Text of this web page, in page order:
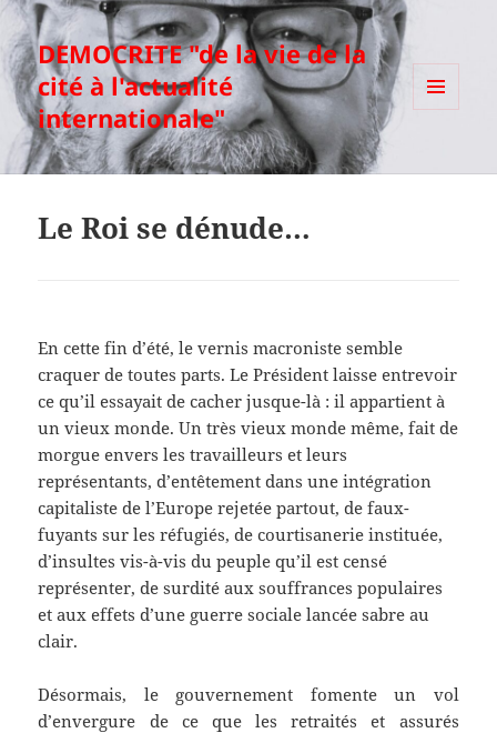
DEMOCRITE "de la vie de la
cité à l'actualité
internationale"
Le Roi se dénude…
En cette fin d’été, le vernis macroniste semble
craquer de toutes parts. Le Président laisse entrevoir
ce qu’il essayait de cacher jusque-là : il appartient à
un vieux monde. Un très vieux monde même, fait de
morgue envers les travailleurs et leurs
représentants, d’entêtement dans une intégration
capitaliste de l’Europe rejetée partout, de faux-
fuyants sur les réfugiés, de courtisanerie instituée,
d’insultes vis-à-vis du peuple qu’il est censé
représenter, de surdité aux souffrances populaires
et aux effets d’une guerre sociale lancée sabre au
clair.
Désormais, le gouvernement fomente un vol
d’envergure de ce que les retraités et assurés